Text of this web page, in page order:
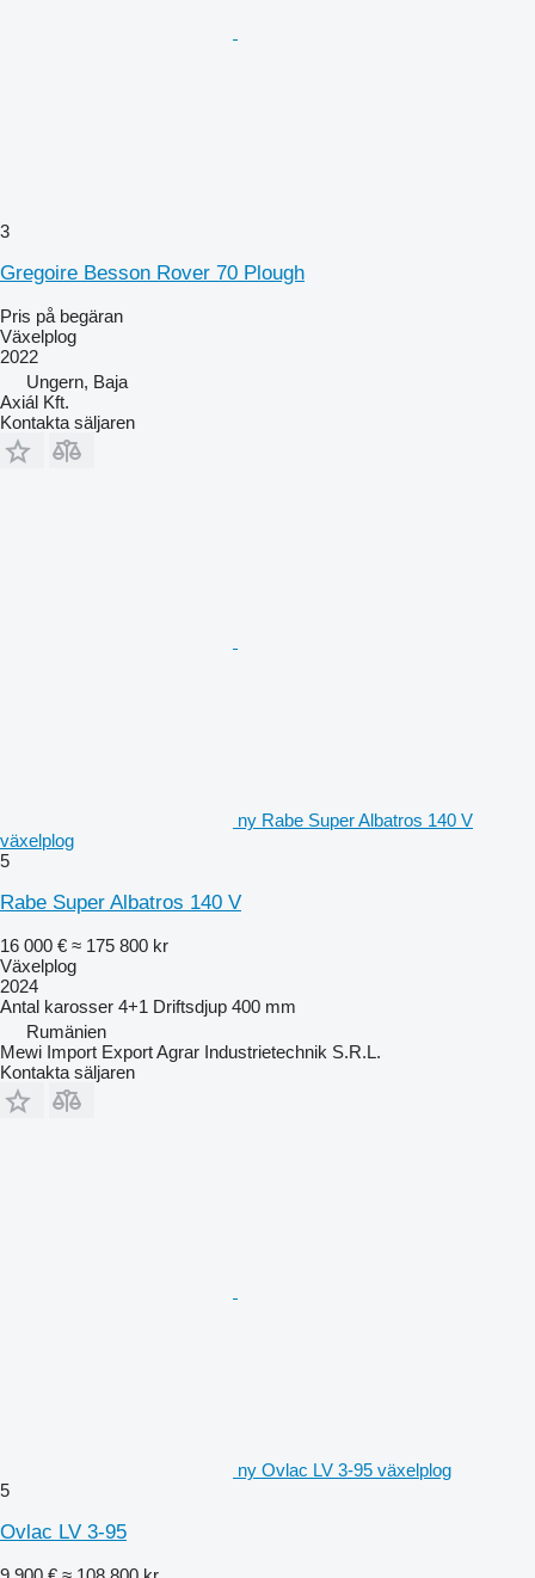
3
Gregoire Besson Rover 70 Plough
Pris på begäran
Växelplog
2022
Ungern, Baja
Axiál Kft.
Kontakta säljaren
ny Rabe Super Albatros 140 V
växelplog
5
Rabe Super Albatros 140 V
16 000 € ≈ 175 800 kr
Växelplog
2024
Antal karosser 4+1 Driftsdjup 400 mm
Rumänien
Mewi Import Export Agrar Industrietechnik S.R.L.
Kontakta säljaren
ny Ovlac LV 3-95 växelplog
5
Ovlac LV 3-95